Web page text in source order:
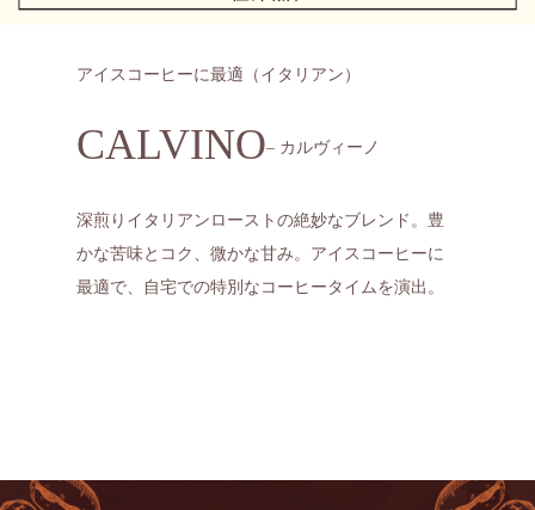
アイスコーヒーに最適（イタリアン）
CALVINO– カルヴィーノ
深煎りイタリアンローストの絶妙なブレンド。豊
かな苦味とコク、微かな甘み。アイスコーヒーに
最適で、自宅での特別なコーヒータイムを演出。